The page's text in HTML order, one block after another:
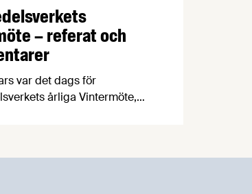
– referat och
var det dags för
årliga Vintermöte,
undernäring bland